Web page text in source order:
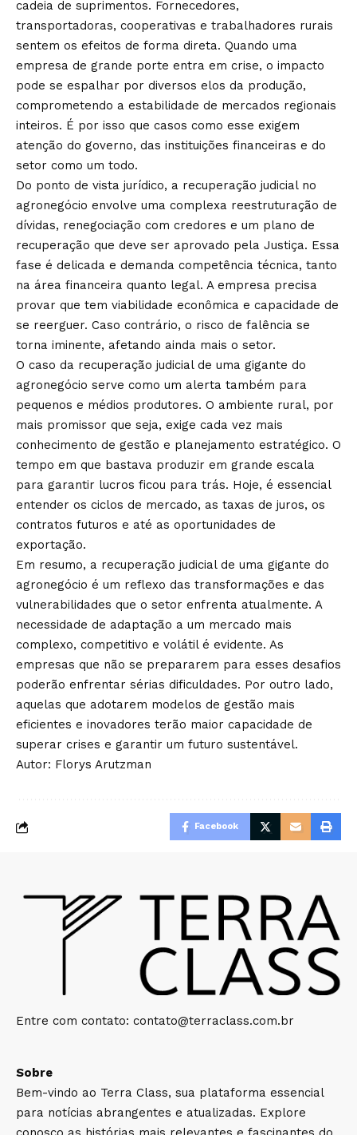
cadeia de suprimentos. Fornecedores,
transportadoras, cooperativas e trabalhadores rurais
sentem os efeitos de forma direta. Quando uma
empresa de grande porte entra em crise, o impacto
pode se espalhar por diversos elos da produção,
comprometendo a estabilidade de mercados regionais
inteiros. É por isso que casos como esse exigem
atenção do governo, das instituições financeiras e do
setor como um todo.
Do ponto de vista jurídico, a recuperação judicial no
agronegócio envolve uma complexa reestruturação de
dívidas, renegociação com credores e um plano de
recuperação que deve ser aprovado pela Justiça. Essa
fase é delicada e demanda competência técnica, tanto
na área financeira quanto legal. A empresa precisa
provar que tem viabilidade econômica e capacidade de
se reerguer. Caso contrário, o risco de falência se
torna iminente, afetando ainda mais o setor.
O caso da recuperação judicial de uma gigante do
agronegócio serve como um alerta também para
pequenos e médios produtores. O ambiente rural, por
mais promissor que seja, exige cada vez mais
conhecimento de gestão e planejamento estratégico. O
tempo em que bastava produzir em grande escala
para garantir lucros ficou para trás. Hoje, é essencial
entender os ciclos de mercado, as taxas de juros, os
contratos futuros e até as oportunidades de
exportação.
Em resumo, a recuperação judicial de uma gigante do
agronegócio é um reflexo das transformações e das
vulnerabilidades que o setor enfrenta atualmente. A
necessidade de adaptação a um mercado mais
complexo, competitivo e volátil é evidente. As
empresas que não se prepararem para esses desafios
poderão enfrentar sérias dificuldades. Por outro lado,
aquelas que adotarem modelos de gestão mais
eficientes e inovadores terão maior capacidade de
superar crises e garantir um futuro sustentável.
Autor: Florys Arutzman
Facebook
Entre com contato: contato@terraclass.com.br
Sobre
Bem-vindo ao Terra Class, sua plataforma essencial
para notícias abrangentes e atualizadas. Explore